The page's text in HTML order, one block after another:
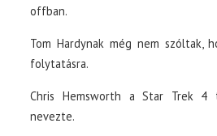
offban.
Tom Hardynak még nem szóltak,
folytatásra.
Chris Hemsworth a Star Trek 4
nevezte.